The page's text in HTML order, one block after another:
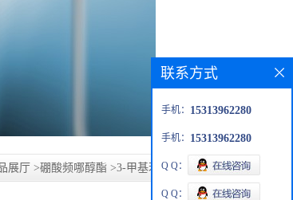
展厅 >硼酸频哪醇酯 >3-甲基苯硼酸频哪醇酯
联系方式
手机： 15313962280
手机： 15313962280
Q Q：
Q Q：